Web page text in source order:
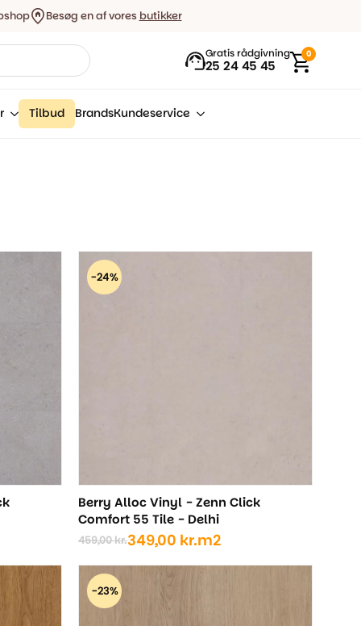
Besøg en af vores butikker
Gratis rådgivning
25 24 45 45
0
Tilbud BrandsKundeservice
-24%
Berry Alloc Vinyl - Zenn Click
Comfort 55 Tile - Delhi
459,00kr.
Den
oprindelige
pris
var:
349,00 kr.
Den
aktuelle
pris
er:
m2
-23%